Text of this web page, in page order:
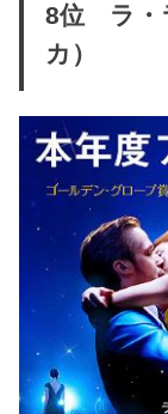
8位 ラ・
カ）